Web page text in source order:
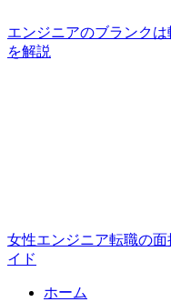
エンジニアのブランク
を解説
女性エンジニア転職の
イド
ホーム